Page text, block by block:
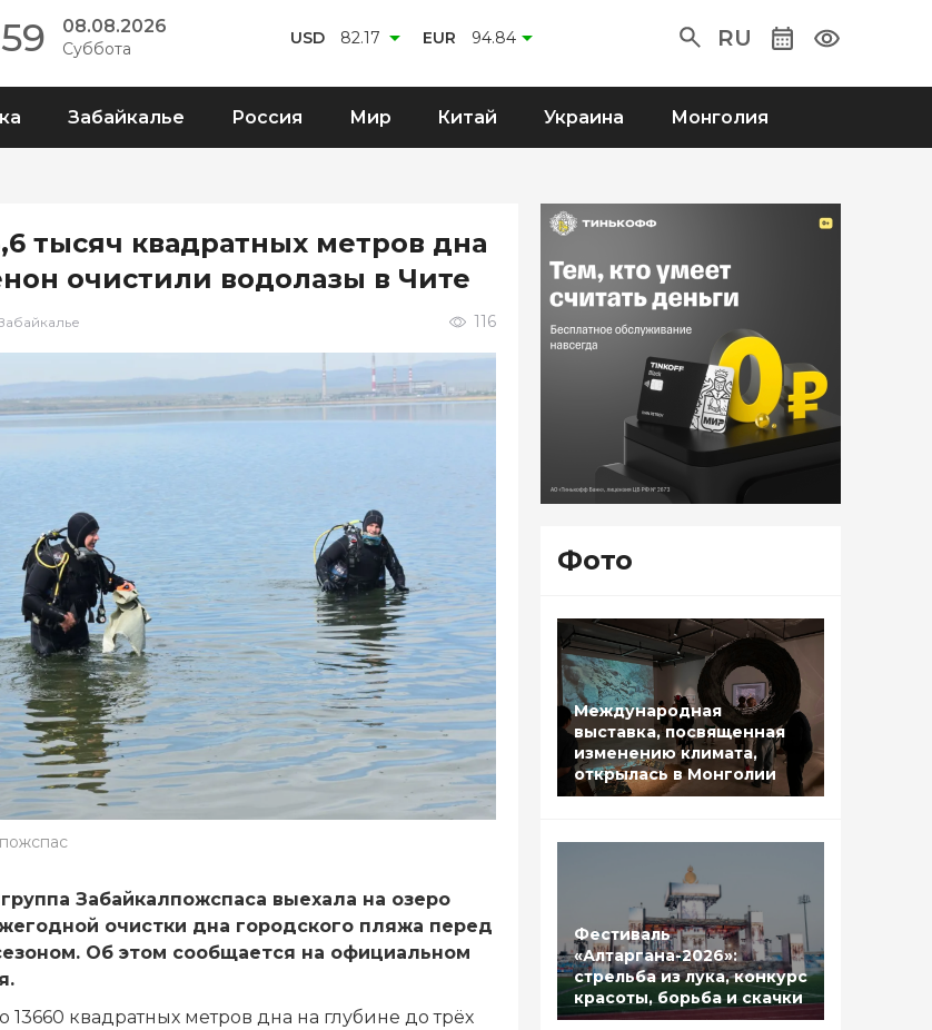
08.08.2026
Суббота
USD 82.17 EUR 94.84 RU
Забайкалье Россия Мир Китай Украина Монголия
тысяч квадратных метров дна
очистили водолазы в Чите
116
Забайкалпожспаса выехала на озеро
очистки дна городского пляжа перед
Об этом сообщается на официальном
13660 квадратных метров дна на глубине до трёх
Фото
Международная
выставка, посвященная
изменению климата,
открылась в Монголии
Фестиваль
«Алтаргана-2026»:
стрельба из лука, конкурс
красоты, борьба и скачки